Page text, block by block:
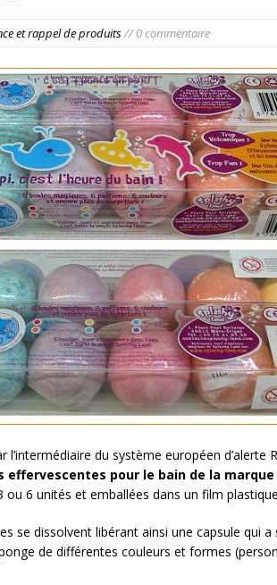
et rappel de produits// 0 commentaire
l’intermédiaire du système européen d’alerte
effervescentes pour le bain de la marque
6 unités et emballées dans un film
se dissolvent libérant ainsi une capsule qui
de différentes couleurs et formes